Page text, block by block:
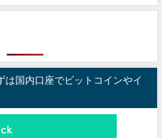
は国内口座でビットコインやイ